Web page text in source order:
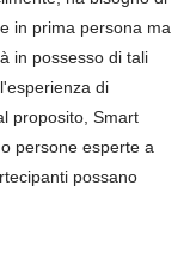
in prima persona ma
in possesso di tali
di
proposito, Smart
persone esperte a
possano